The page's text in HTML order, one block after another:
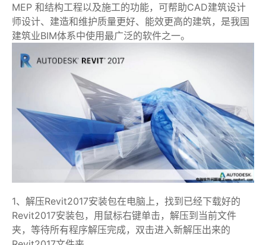
MEP 和结构工程以及施工的功能，可帮助CAD建筑设计
师设计、建造和维护质量更好、能效更高的建筑，是我国
建筑业BIM体系中使用最广泛的软件之一。
1、解压Revit2017安装包在电脑上，找到已经下载好的
Revit2017安装包，用鼠标右键单击，解压到当前文件
夹，等待所有程序解压完成，双击进入新解压出来的